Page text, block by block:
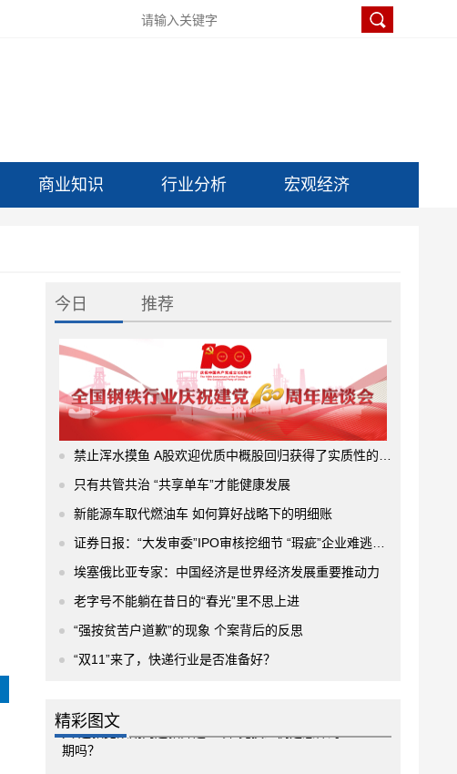
商业知识 行业分析 宏观经济
今日 推荐
禁止浑水摸鱼 A股欢迎优质中概股回归获得了实质性的进展
只有共管共治 “共享单车”才能健康发展
新能源车取代燃油车 如何算好战略下的明细账
证券日报：“大发审委”IPO审核挖细节 “瑕疵”企业难逃法眼
埃塞俄比亚专家：中国经济是世界经济发展重要推动力
老字号不能躺在昔日的“春光”里不思上进
“强按贫苦户道歉”的现象 个案背后的反思
“双11”来了，快递行业是否准备好？
精彩图文